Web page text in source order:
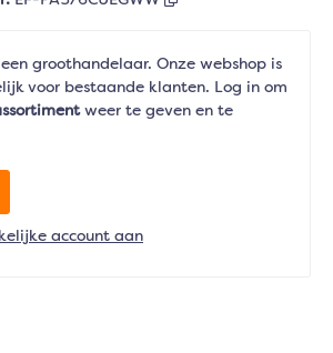
groothandelaar. Onze webshop is
voor bestaande klanten. Log in om
weer te geven en te
account aan